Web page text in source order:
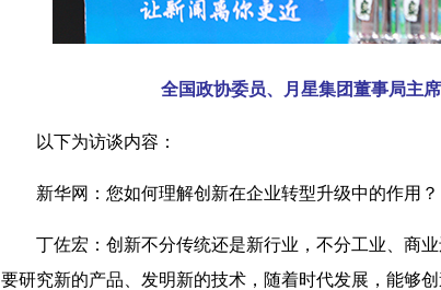
全国政协委员、月星集团董事局主
以下为访谈内容：
新华网：您如何理解创新在企业转型升级中的作用？
丁佐宏： 创新不分传统还是新行业，不分工业、商
要研究新的产品、发明新的技术，随着时代发展，能够